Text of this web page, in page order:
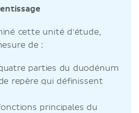
cette unité d'étude,
de :
parties du duodénum
repère qui définissent
principales du